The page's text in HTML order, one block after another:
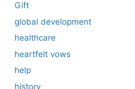
Gift
global development
healthcare
heartfelt vows
help
history